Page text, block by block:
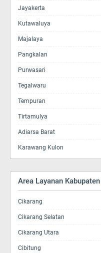
Jayakerta
Kutawaluya
Majalaya
Pangkalan
Purwasari
Tegalwaru
Tempuran
Tirtamulya
Adiarsa Barat
Karawang Kulon
Area Layanan
Cikarang
Cikarang Selatan
Cikarang Utara
Cibitung